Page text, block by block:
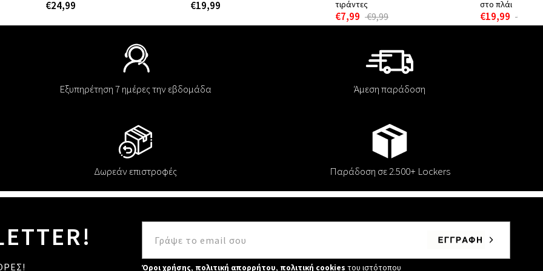
€24,99 €19,99 τιράντες
€7,99 €9,99
στο πλάι
€19,99 €24,99
Εξυπηρέτηση 7 ημέρες την εβδομάδα Άμεση παράδοση
Δωρεάν επιστροφές Παράδοση σε 2.500+ Lockers
Όροι χρήσης, πολιτική απορρήτου, πολιτική cookies του ιστότοπου